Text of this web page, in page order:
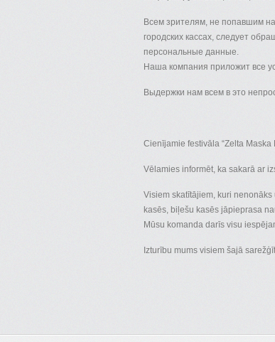
Всем зрителям, не попавшим
городских кассах, следует
персональные данные.
Наша компания приложит все
Выдержки нам всем в это
Cienījamie festivāla “Zelta Maska
Vēlamies informēt, ka sakarā ar
Visiem skatītājiem, kuri
kasēs, biļešu kasēs jāpieprasa
Mūsu komanda darīs visu
Izturību mums visiem šajā